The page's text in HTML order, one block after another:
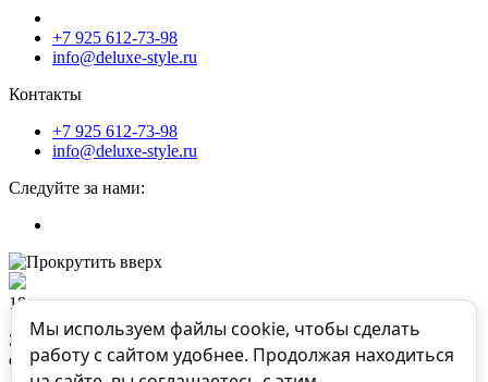
+7 925 612-73-98
info@deluxe-style.ru
Контакты
+7 925 612-73-98
info@deluxe-style.ru
Следуйте за нами:
18+
Этот товар категории «для взрослых». Подтвердите, что Вы
старше 18 лет, чтобы посмотреть
Мы используем файлы cookie, чтобы сделать
работу с сайтом удобнее. Продолжая находиться